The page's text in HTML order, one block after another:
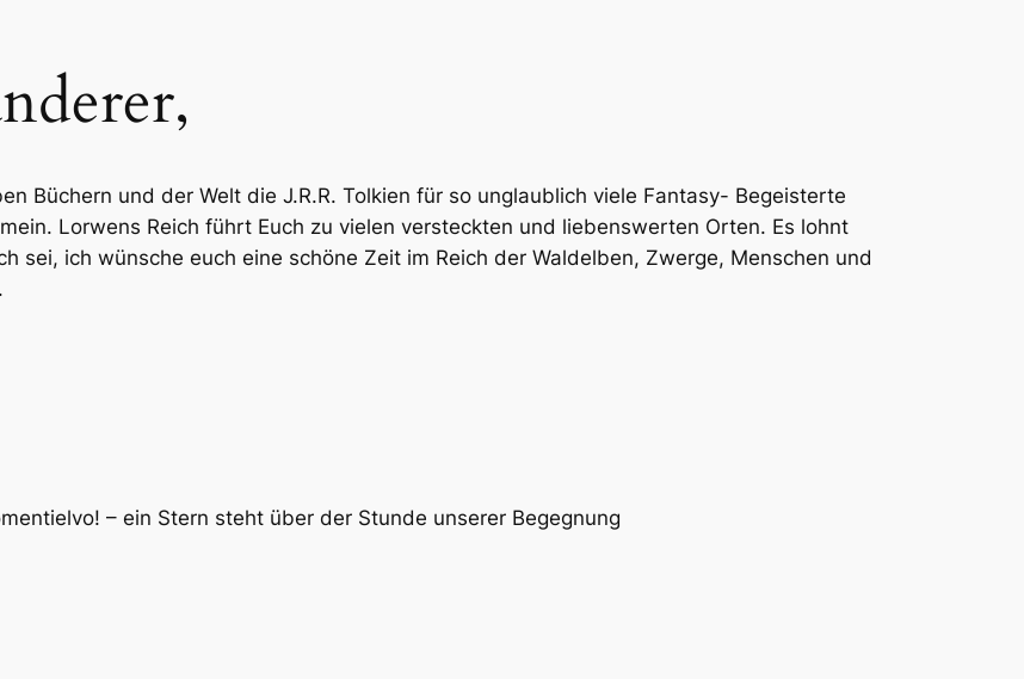
Büchern und der Welt die J.R.R. Tolkien für so unglaublich viele Fantasy- Begeisterte
Lorwens Reich führt Euch zu vielen versteckten und liebenswerten Orten. Es lohnt
sei, ich wünsche euch eine schöne Zeit im Reich der Waldelben, Zwerge, Menschen und
– ein Stern steht über der Stunde unserer Begegnung